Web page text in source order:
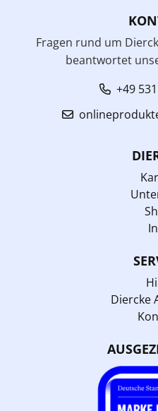
Fragen rund um
beantwortet
+49
Diercke